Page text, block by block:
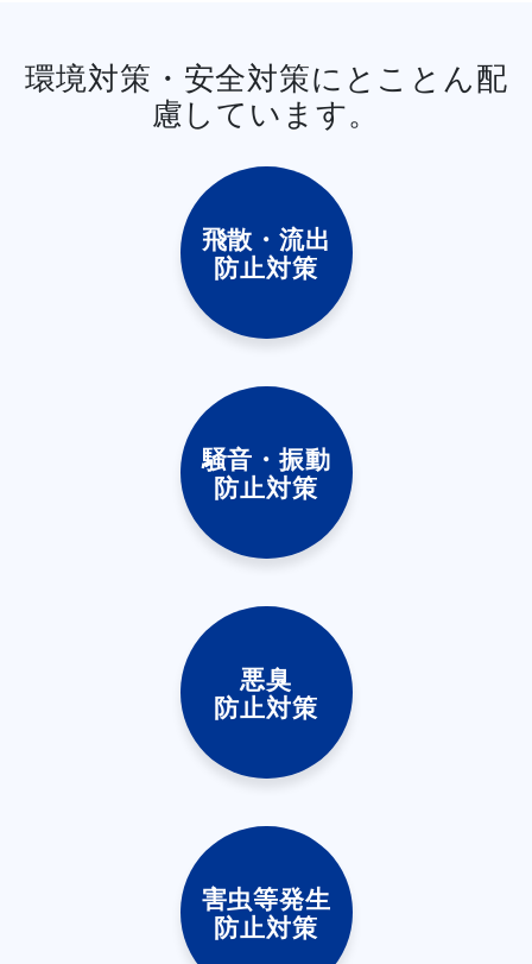
環境対策・安全対策にとことん配
慮しています。
飛散・流出
防止対策
騒音・振動
防止対策
悪臭
防止対策
害虫等発生
防止対策